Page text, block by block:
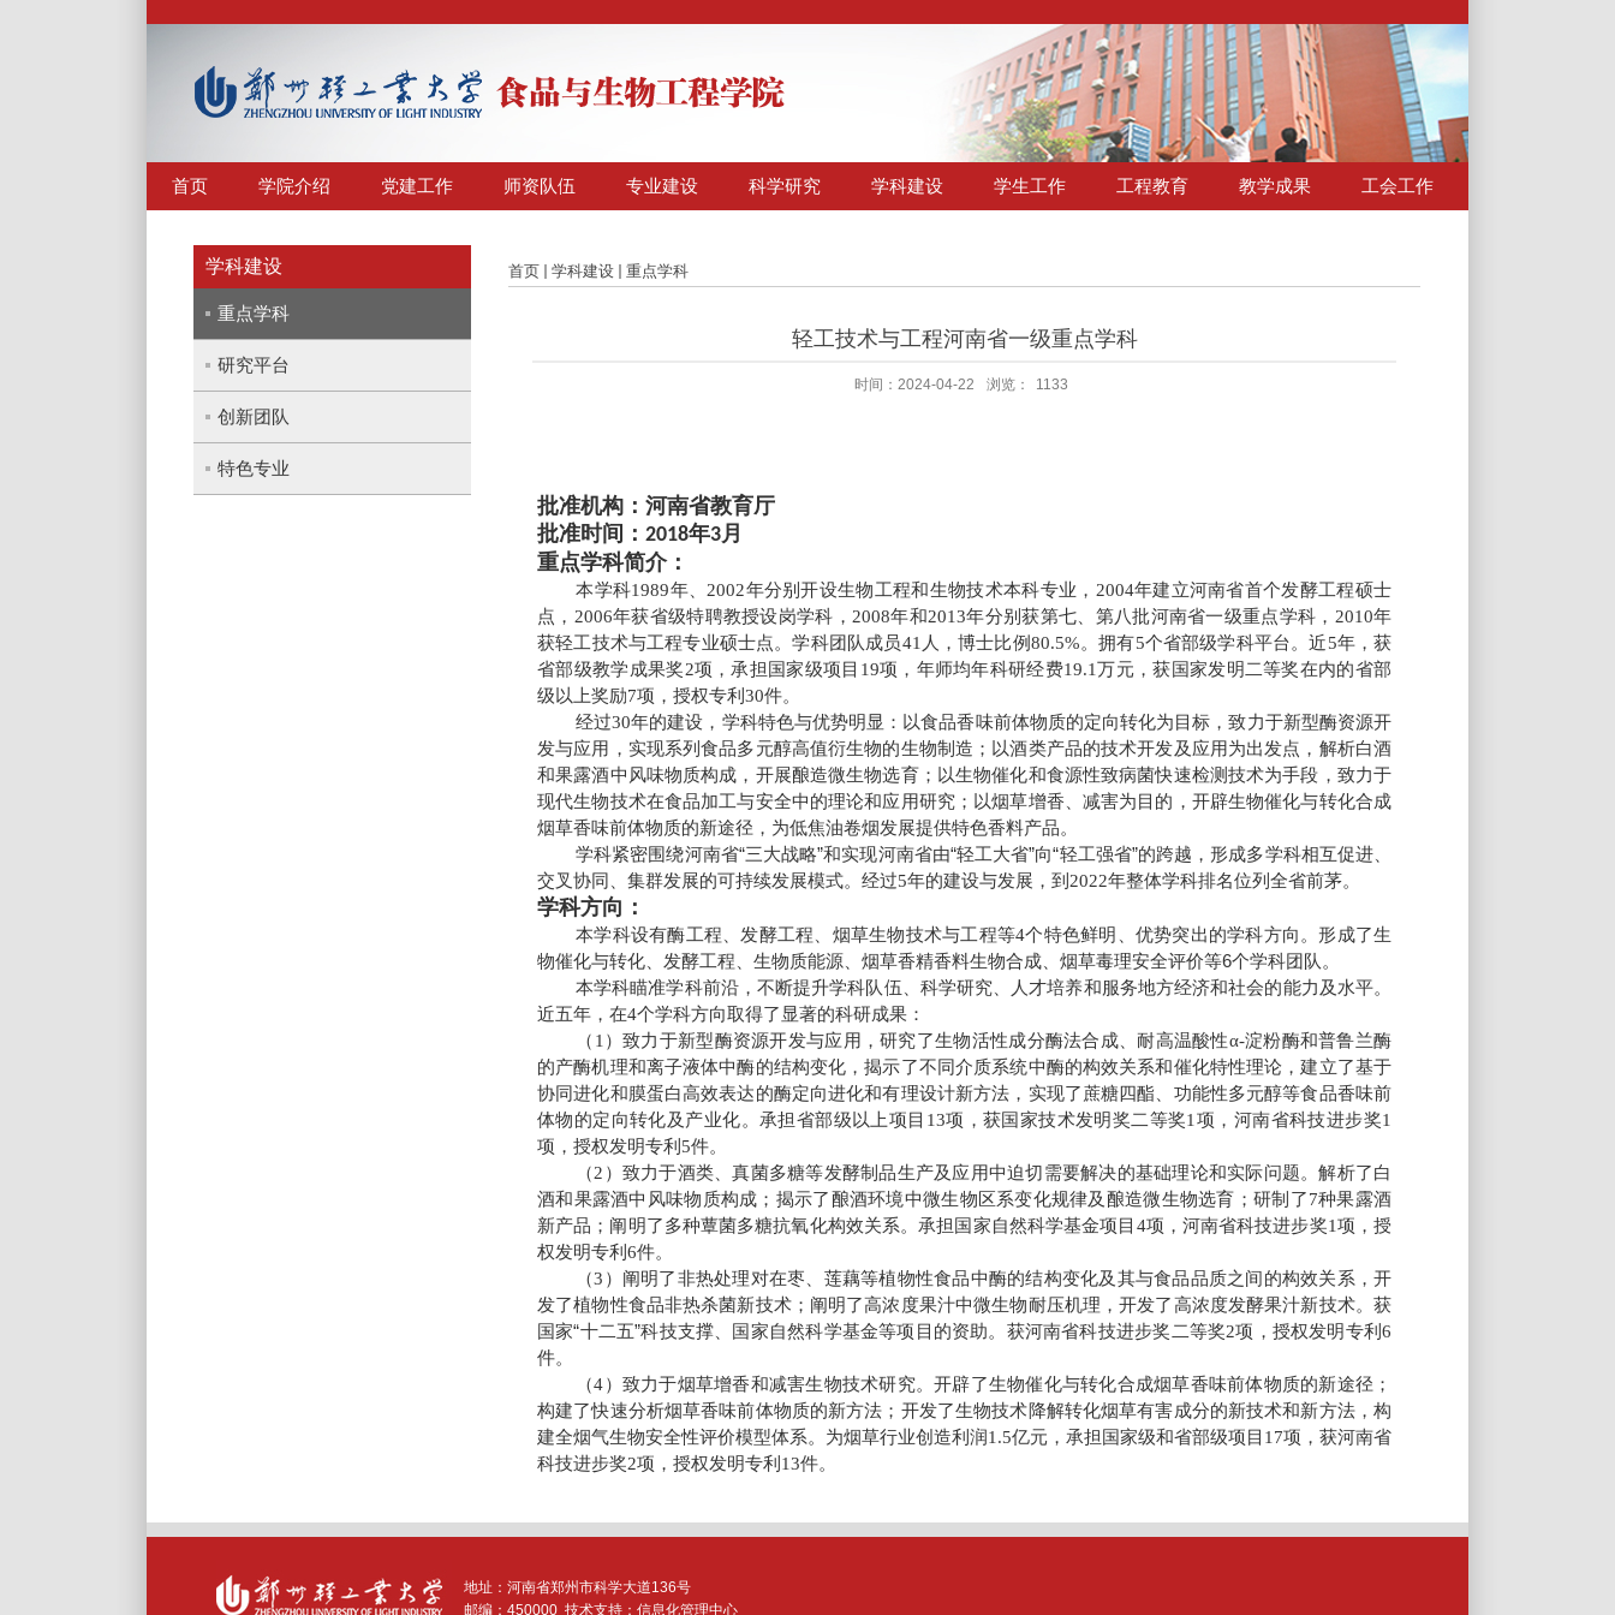
首页 学院介绍 党建工作 师资队伍 专业建设 科学研究 学科建设 学生工作 工程教育 教学成果 工会工作
学科建设
重点学科
研究平台
创新团队
特色专业
首页 学科建设 重点学科
轻工技术与工程河南省一级重点学科
时间：2024-04-22 浏览： 1133
批准机构：河南省教育厅
批准时间： 2018年3月
重点学科简介：
本学科1989年、 2002年分别开设生物工程和生物技术本科专业， 2004年建立河南省首个发酵工程硕士
点， 2006年获省级特聘教授设岗学科， 2008年和2013年分别获第七、第八批河南省一级重点学科， 2010年
获轻工技术与工程专业硕士点。学科团队成员41 人，博士比例80.5%。拥有5个省部级学科平台。近5年，获
省部级教学成果奖2项，承担国家级项目 19项，年师均年科研经费19.1万元，获国家发明二等奖在内的省部
级以上奖励7项，授权专利 30件。
经过30年的建设，学科特色与优势明显：以食品香味前体物质的定向转化为目标，致力于新型酶资源开
发与应用，实现系列食品多元醇高值衍生物的生物制造；以酒类产品的技术开发及应用为出发点，解析白酒
和果露酒中风味物质构成，开展酿造微生物选育；以生物催化和食源性致病菌快速检测技术为手段，致力于
现代生物技术在食品加工与安全中的理论和应用研究；以烟草增香、减害为目的，开辟生物催化与转化合成
烟草香味前体物质的新途径，为低焦油卷烟发展提供特色香料产品。
学科紧密围绕河南省“三大战略”和实现河南省由“轻工大省”向“轻工强省”的跨越，形成多学科相互促进、
交叉协同、集群发展的可持续发展模式。经过5年的建设与发展，到 2022年整体学科排名位列全省前茅。
学科方向：
本学科设有酶工程、发酵工程、烟草生物技术与工程等4个特色鲜明、优势突出的学科方向。形成了生
物催化与转化、发酵工程、生物质能源、烟草香精香料生物合成、烟草毒理安全评价等6个学科团队。
本学科瞄准学科前沿，不断提升学科队伍、科学研究、人才培养和服务地方经济和社会的能力及水平。
近五年，在4个学科方向取得了显著的科研成果：
（ 1 ）致力于新型酶资源开发与应用，研究了生物活性成分酶法合成、耐高温酸性α-淀粉酶和普鲁兰酶
的产酶机理和离子液体中酶的结构变化，揭示了不同介质系统中酶的构效关系和催化特性理论，建立了基于
协同进化和膜蛋白高效表达的酶定向进化和有理设计新方法，实现了蔗糖四酯、功能性多元醇等食品香味前
体物的定向转化及产业化。承担省部级以上项目 13项，获国家技术发明奖二等奖1 项，河南省科技进步奖1
项，授权发明专利 5件。
（2 ）致力于酒类、真菌多糖等发酵制品生产及应用中迫切需要解决的基础理论和实际问题。解析了白
酒和果露酒中风味物质构成；揭示了酿酒环境中微生物区系变化规律及酿造微生物选育；研制了7种果露酒
新产品；阐明了多种蕈菌多糖抗氧化构效关系。承担国家自然科学基金项目 4项，河南省科技进步奖1项，授
权发明专利 6件。
（3 ）阐明了非热处理对在枣、莲藕等植物性食品中酶的结构变化及其与食品品质之间的构效关系，开
发了植物性食品非热杀菌新技术；阐明了高浓度果汁中微生物耐压机理，开发了高浓度发酵果汁新技术。获
国家“十二五”科技支撑、国家自然科学基金等项目的资助。获河南省科技进步奖二等奖2项，授权发明专利 6
件。
（4）致力于烟草增香和减害生物技术研究。开辟了生物催化与转化合成烟草香味前体物质的新途径；
构建了快速分析烟草香味前体物质的新方法；开发了生物技术降解转化烟草有害成分的新技术和新方法，构
建全烟气生物安全性评价模型体系。为烟草行业创造利润1.5亿元，承担国家级和省部级项目 17项，获河南省
科技进步奖2项，授权发明专利 13件。
地址：河南省郑州市科学大道136号
邮编： 450000 技术支持：信息化管理中心